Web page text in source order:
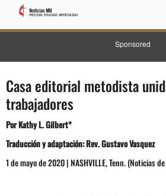
Sponsored
Casa editorial metodista
trabajadores
Por Kathy L. Gilbert*
Traducción y adaptación: Rev. Gustavo Vasquez
1 de mayo de 2020 | NASHVILLE, Tenn. (Noticias